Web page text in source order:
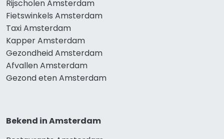
Rijscholen Amsterdam
Fietswinkels Amsterdam
Taxi Amsterdam
Kapper Amsterdam
Gezondheid Amsterdam
Afvallen Amsterdam
Gezond eten Amsterdam
Bekend in Amsterdam